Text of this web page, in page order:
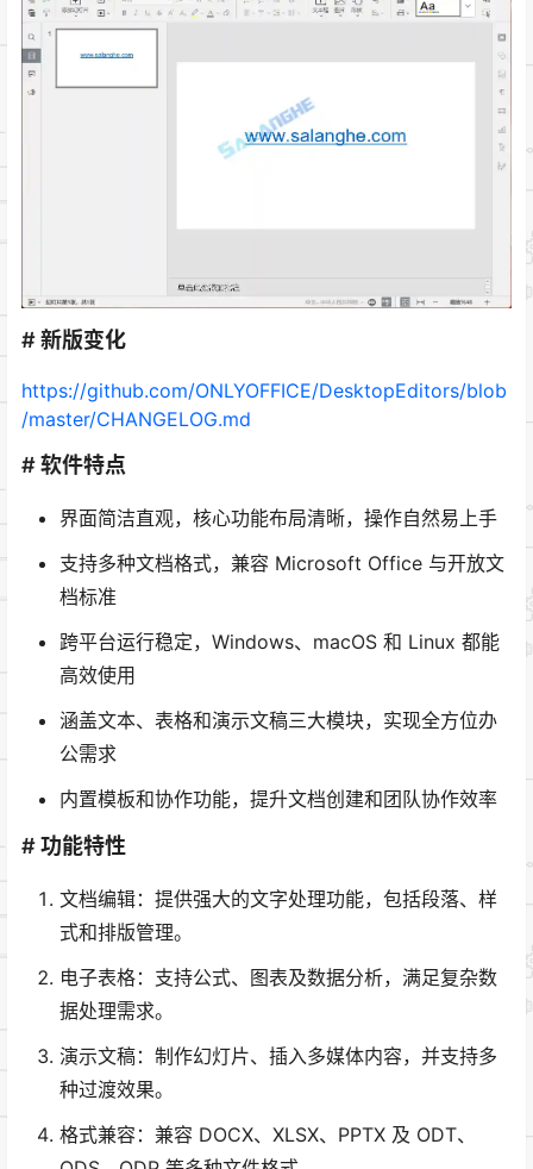
# 新版变化
https://github.com/ONLYOFFICE/DesktopEditors/blob
/master/CHANGELOG.md
# 软件特点
界面简洁直观，核心功能布局清晰，操作自然易上手
支持多种文档格式，兼容 Microsoft Office 与开放文
档标准
跨平台运行稳定，Windows、macOS 和 Linux 都能
高效使用
涵盖文本、表格和演示文稿三大模块，实现全方位办
公需求
内置模板和协作功能，提升文档创建和团队协作效率
# 功能特性
文档编辑：提供强大的文字处理功能，包括段落、样
式和排版管理。
电子表格：支持公式、图表及数据分析，满足复杂数
据处理需求。
演示文稿：制作幻灯片、插入多媒体内容，并支持多
种过渡效果。
格式兼容：兼容 DOCX、XLSX、PPTX 及 ODT、